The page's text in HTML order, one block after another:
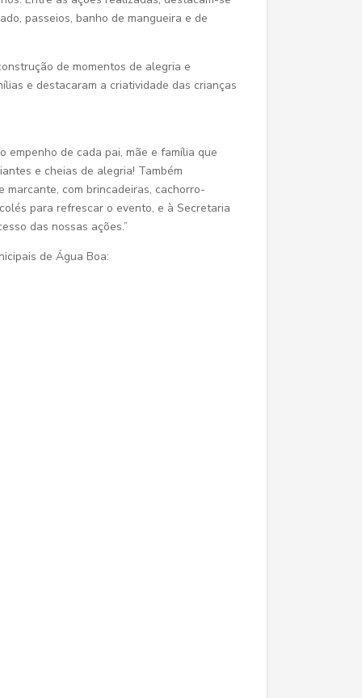
passeios, banho de mangueira e de
de momentos de alegria e
e destacaram a criatividade das crianças
empenho de cada pai, mãe e família que
e cheias de alegria! Também
com brincadeiras, cachorro-
para refrescar o evento, e à Secretaria
das nossas ações.”
de Água Boa: